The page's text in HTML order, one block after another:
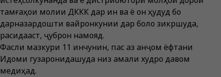
тамғаҳои молии ДККК дар ин ва ё он ҳудуд бо
дарназардошти вайронкунии дар боло зикршуда,
расидааст, ҷуброн намояд.
Фасли мазкури 11 инчунин, пас аз анҷом ёфтани
Иқдоми гузаронидашуда низ амали худро давом
медиҳад.